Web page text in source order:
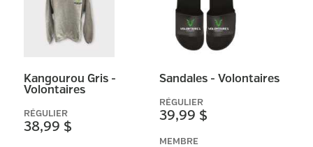
RÉINITIALISER
Kangourou Gris -
Volontaires
RÉGULIER
38,99 $
Sandales - Volontaires
RÉGULIER
39,99 $
MEMBRE